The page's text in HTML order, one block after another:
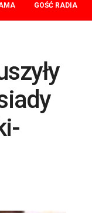
GOŚĆ RADIA